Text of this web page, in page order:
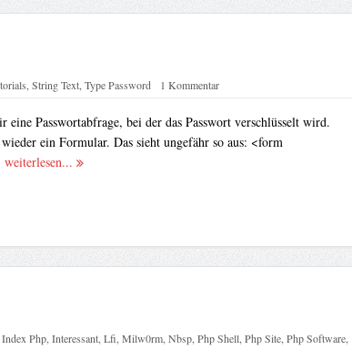
,String Text,Type Password 1 Kommentar
eine Passwortabfrage, bei der das Passwort verschlüsselt wird.
ein Formular. Das sieht ungefähr so aus: <form
weiterlesen...
Index Php,Interessant,Lfi,Milw0rm,Nbsp,Php Shell,Php Site,Php Software,